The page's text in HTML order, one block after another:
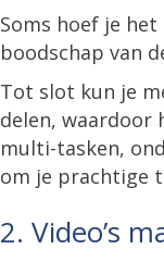
Soms hoef je
boodschap van
Tot slot kun je
delen, waardoor
multi-tasken,
om je prachtige
2. Video’s